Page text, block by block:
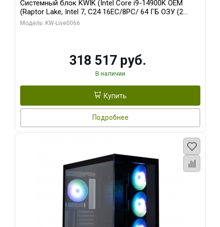
Системный блок KWIK (Intel Core i9-14900K OEM
(Raptor Lake, Intel 7, C24 16EC/8PC/ 64 ГБ ОЗУ (2
модуля)/ Gigabyte RTX5080 XTREME WATERFORCE
Модель: KW-Live0066
318 517 руб.
В наличии
Купить
Подробнее